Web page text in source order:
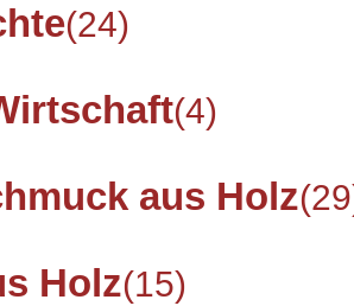
(24)
(4)
aus Holz
Holz(15)